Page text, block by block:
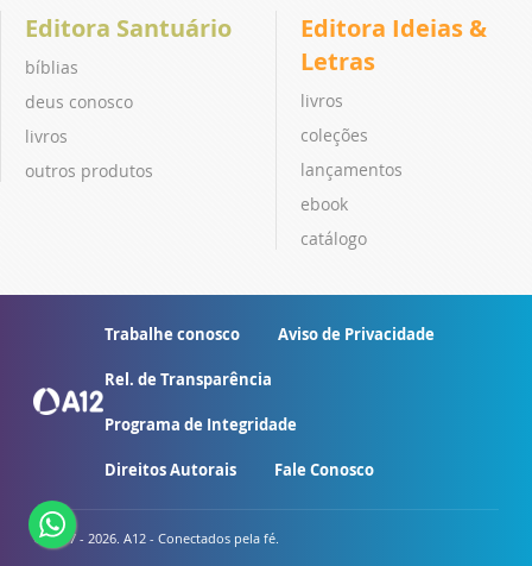
Editora Santuário
bíblias
deus conosco
livros
outros produtos
Editora Ideias &
Letras
livros
coleções
lançamentos
ebook
catálogo
Trabalhe conosco Aviso de Privacidade
Rel. de Transparência
Programa de Integridade
Direitos Autorais Fale Conosco
© 2007 - 2026. A12 - Conectados pela fé.